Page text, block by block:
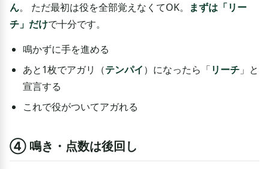
ん。 ただ最初は役を全部覚えなくてOK。
まずは「リー
チ」だけで十分です。
鳴かずに手を進める
あと1枚でアガリ（テンパイ）になったら「リーチ 」と
宣言する
これで役がついてアガれる
④ 鳴き・点数は後回し